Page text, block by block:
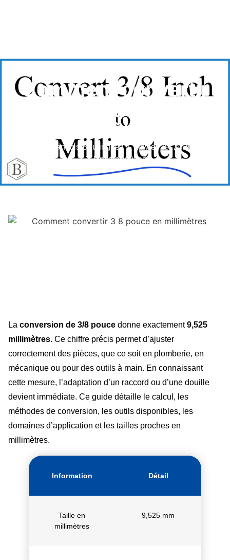
Comment convertir
3/8 pouce en
millimètres ?
François Boulinguez
janvier 29, 2026
Uncategorized
La conversion de 3/8 pouce donne exactement9,525
millimètres. Ce chiffre précis permet d’ajuster
correctement des pièces, que ce soit en plomberie, en
mécanique ou pour des outils à main. En connaissant
cette mesure, l’adaptation d’un raccord ou d’une douille
devient immédiate. Ce guide détaille le calcul, les
méthodes de conversion, les outils disponibles, les
domaines d’application et les tailles proches en
millimètres.
Information Détail
Taille en
millimètres
9,525 mm